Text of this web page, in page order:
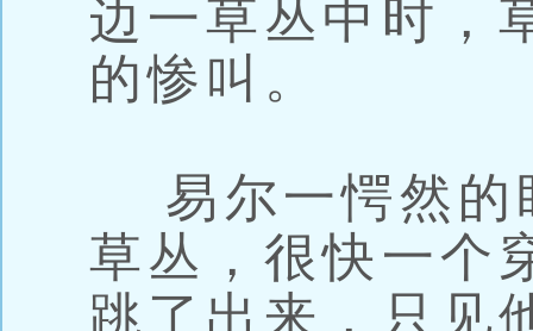
边一草丛中时，
的惨叫。
易尔一愕然的
草丛，很快一个
跳了出来，只见